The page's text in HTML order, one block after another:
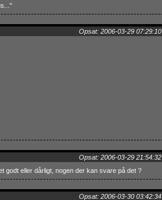
Opsat: 2006-03-29 07:29:10
Opsat: 2006-03-29 21:54:32
godt eller dårligt, nogen der kan svare på det ?
Opsat: 2006-03-30 03:42:34